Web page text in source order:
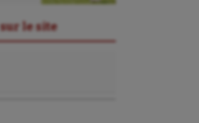
le site